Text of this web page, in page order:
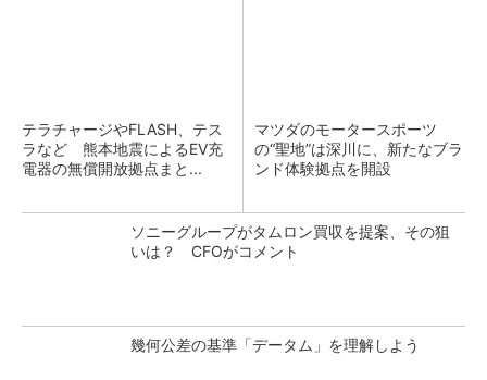
テラチャージやFLASH、テス
ラなど 熊本地震によるEV充
電器の無償開放拠点まと...
マツダのモータースポーツ
の“聖地”は深川に、新たなブラ
ンド体験拠点を開設
ソニーグループがタムロン買収を提案、その狙
いは？ CFOがコメント
幾何公差の基準「データム」を理解しよう